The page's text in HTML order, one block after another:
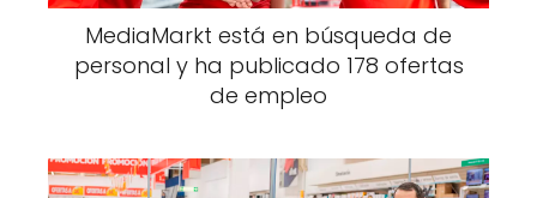
MediaMarkt está en búsqueda de
personal y ha publicado 178 ofertas
de empleo